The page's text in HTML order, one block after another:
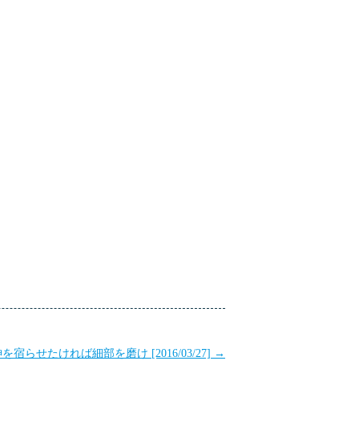
を宿らせたければ細部を磨け [2016/03/27] →